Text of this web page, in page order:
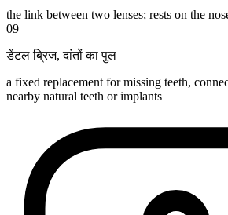
the link between two lenses; rests on the
09
डेंटल ब्रिज,दांतों का पुल
a fixed replacement for missing teeth,
nearby natural teeth or implants